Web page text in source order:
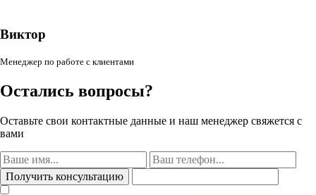
Виктор
Менеджер по работе с клиентами
Остались вопросы?
Оставьте свои контактные данные и наш менеджер свяжется с
вами